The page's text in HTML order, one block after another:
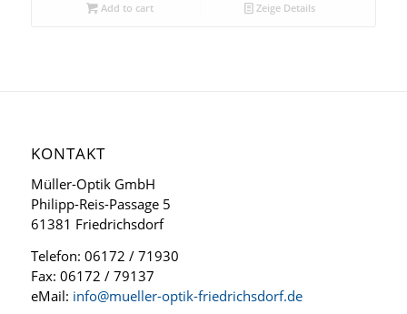
Add to cart Zeige Details
KONTAKT
Müller-Optik GmbH
Philipp-Reis-Passage 5
61381 Friedrichsdorf
Telefon: 06172 / 71930
Fax: 06172 / 79137
eMail: info@mueller-optik-friedrichsdorf.de